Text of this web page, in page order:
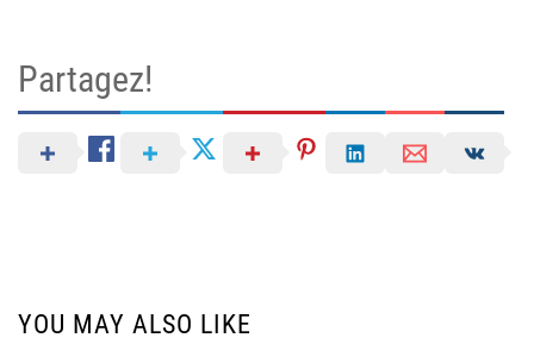
Partagez!
YOU MAY ALSO LIKE